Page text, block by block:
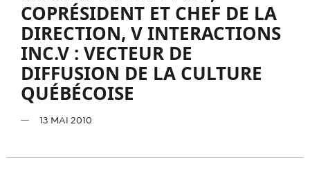
COPRÉSIDENT ET CHEF DE LA
DIRECTION, V INTERACTIONS
INC.V : VECTEUR DE
DIFFUSION DE LA CULTURE
QUÉBÉCOISE
13 MAI 2010